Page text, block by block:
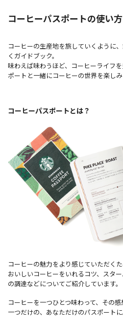
コーヒーパスポートの使い方
コーヒーの生産地を旅していくように
くガイドブック。
味わえば味わうほど、コーヒーライフ
ポートと一緒にコーヒーの世界を楽しみ
コーヒーパスポートとは？
コーヒーの魅力をより感じていただく
おいしいコーヒーをいれるコツ、スタ
の調達などについてご紹介しています。
コーヒーを一つひとつ味わって、その
一つだけの、あなただけのパスポートに